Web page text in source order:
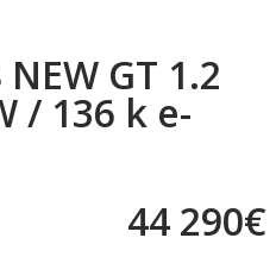
GT 1.2
/ 136 k e-
44 290€